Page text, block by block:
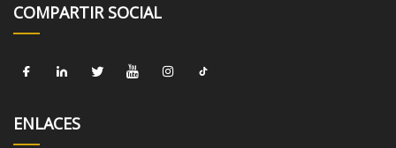
COMPARTIR SOCIAL
ENLACES